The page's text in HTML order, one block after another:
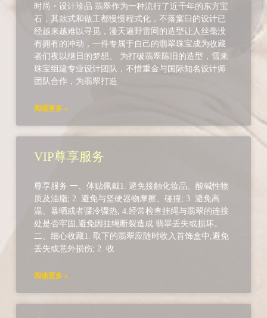
时尚・设计珍品 翡翠作为一种流行了近千年的东方宝
石，其款式和做工都慢慢程式化，不落窠臼的设计已
经越来越难以寻觅，漫天遍野雷同的造型让人丝毫没
有拥有的冲动，一件专属于自己的翡翠珠宝成为收藏
者们夜以继日的梦想。 为打破翡翠陈旧的造型，雪来
珠宝组建专业设计团队，不惜重金与国际知名设计师
团队合作，为翡翠打造
阅读更多 »
VIP尊享服务
尊享服务 一、体贴佩戴1. 避免接触化妆品、酸碱性物
质及油脂; 2. 避免与坚硬器物摩擦、碰撞; 3. 避免高
温、暴晒或者骤冷骤热; 4.经常检查挂绳与翡翠的连接
处是否牢固,避免因挂绳断裂造成 翡翠丢失或损坏。
二、细心收藏1. 取下的翡翠应随时收入首饰盒中,避免
丢失或意外损伤; 2. 收
阅读更多 »